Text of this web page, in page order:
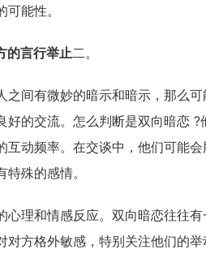
能性。
的言行举止二。
之间有微妙的暗示和暗示，那么
好的交流。怎么判断是双向暗恋
互动频率。在交谈中，他们可能
特殊的感情。
心理和情感反应。双向暗恋往往
对方格外敏感，特别关注他们的